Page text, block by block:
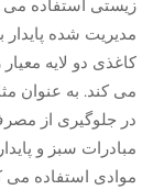
زیستی استفاده می
مدیریت شده
کاغذی دو لایه
می کند. به عنوان
در جلوگیری از
مبادرات سبز و
موادی استفاده می